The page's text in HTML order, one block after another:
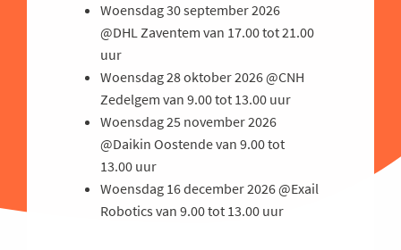
Woensdag 30 september 2026
@DHL Zaventem van 17.00 tot 21.00
uur
Woensdag 28 oktober 2026 @CNH
Zedelgem van 9.00 tot 13.00 uur
Woensdag 25 november 2026
@Daikin Oostende van 9.00 tot
13.00 uur
Woensdag 16 december 2026 @Exail
Robotics van 9.00 tot 13.00 uur